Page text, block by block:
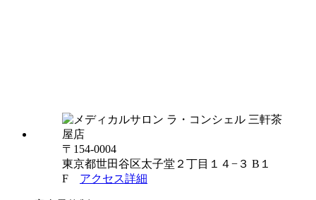
〒154-0004
東京都世田谷区太子堂２丁目１４−３ B１
F アクセス詳細